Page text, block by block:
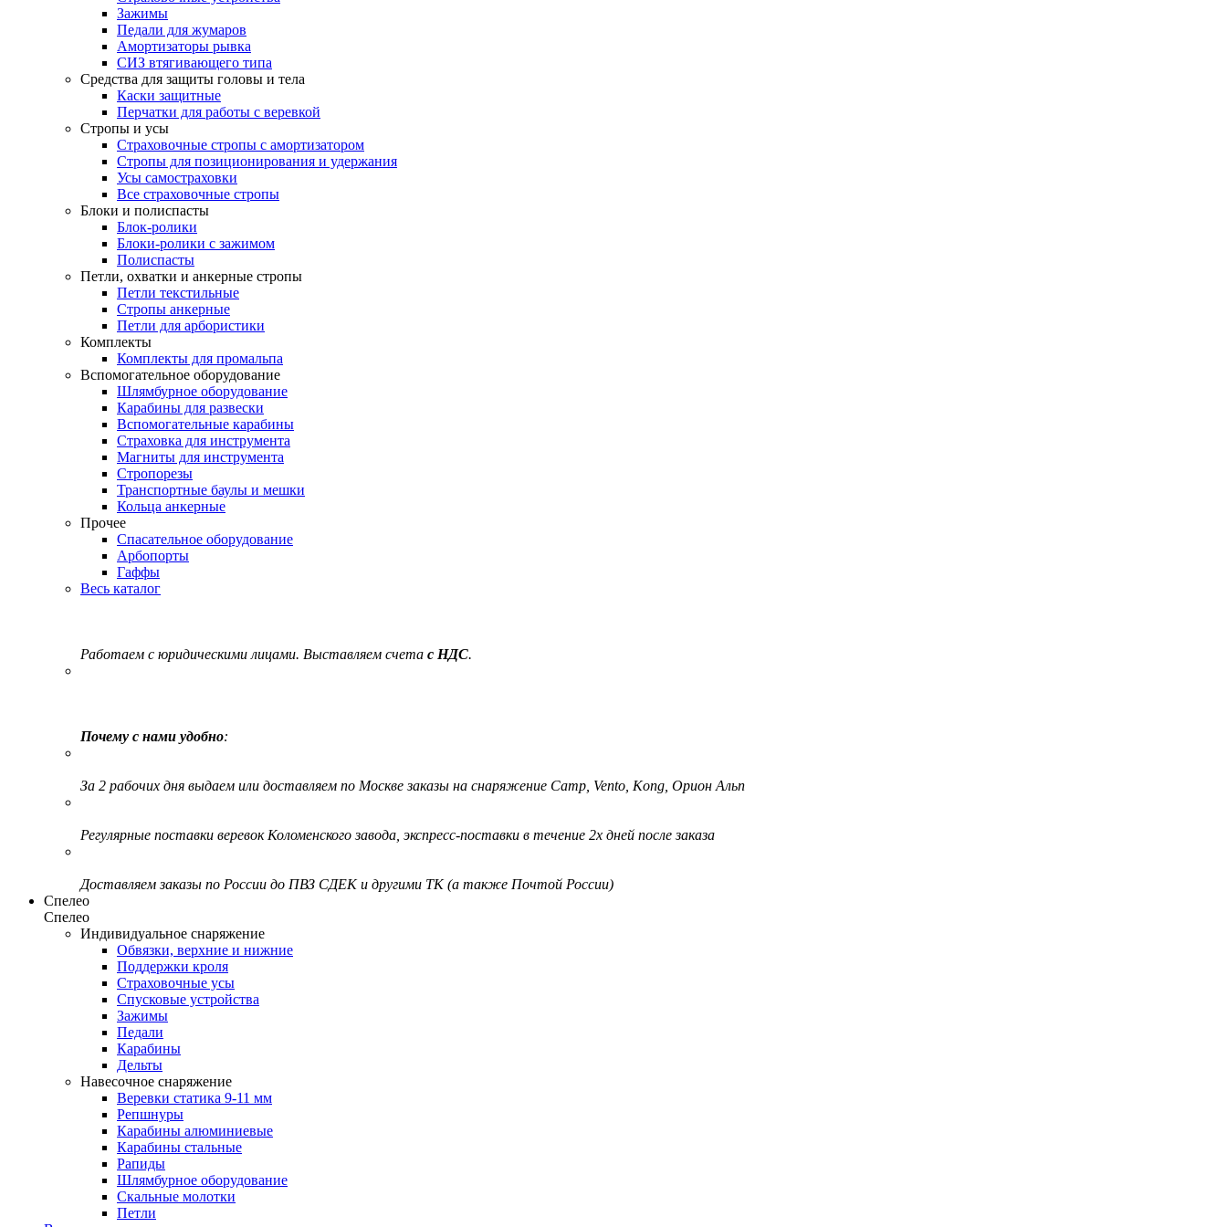
Зажимы
Педали для жумаров
Амортизаторы рывка
СИЗ втягивающего типа
Средства для защиты головы и тела
Каски защитные
Перчатки для работы с веревкой
Стропы и усы
Страховочные стропы с амортизатором
Стропы для позиционирования и удержания
Усы самостраховки
Все страховочные стропы
Блоки и полиспасты
Блок-ролики
Блоки-ролики с зажимом
Полиспасты
Петли, охватки и анкерные стропы
Петли текстильные
Стропы анкерные
Петли для арбористики
Комплекты
Комплекты для промальпа
Вспомогательное оборудование
Шлямбурное оборудование
Карабины для развески
Вспомогательные карабины
Страховка для инструмента
Магниты для инструмента
Стропорезы
Транспортные баулы и мешки
Кольца анкерные
Прочее
Спасательное оборудование
Арбопорты
Гаффы
Весь каталог
Работаем с юридическими лицами. Выставляем счета с НДС.
Почему с нами удобно:
За 2 рабочих дня выдаем или доставляем по Москве заказы на снаряжение Camp, Vento, Kong, Орион Альп
Регулярные поставки веревок Коломенского завода, экспресс-поставки в течение 2х дней после заказа
Доставляем заказы по России до ПВЗ СДЕК и другими ТК (а также Почтой России)
Спелео
Спелео
Индивидуальное снаряжение
Обвязки, верхние и нижние
Поддержки кроля
Страховочные усы
Спусковые устройства
Зажимы
Педали
Карабины
Дельты
Навесочное снаряжение
Веревки статика 9-11 мм
Репшнуры
Карабины алюминиевые
Карабины стальные
Рапиды
Шлямбурное оборудование
Скальные молотки
Петли